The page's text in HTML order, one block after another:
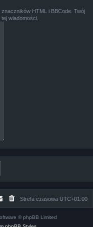
HTML i BBCode. Twój
wiadomości.
Strefa czasowa UTC+01:00
© phpBB Limited